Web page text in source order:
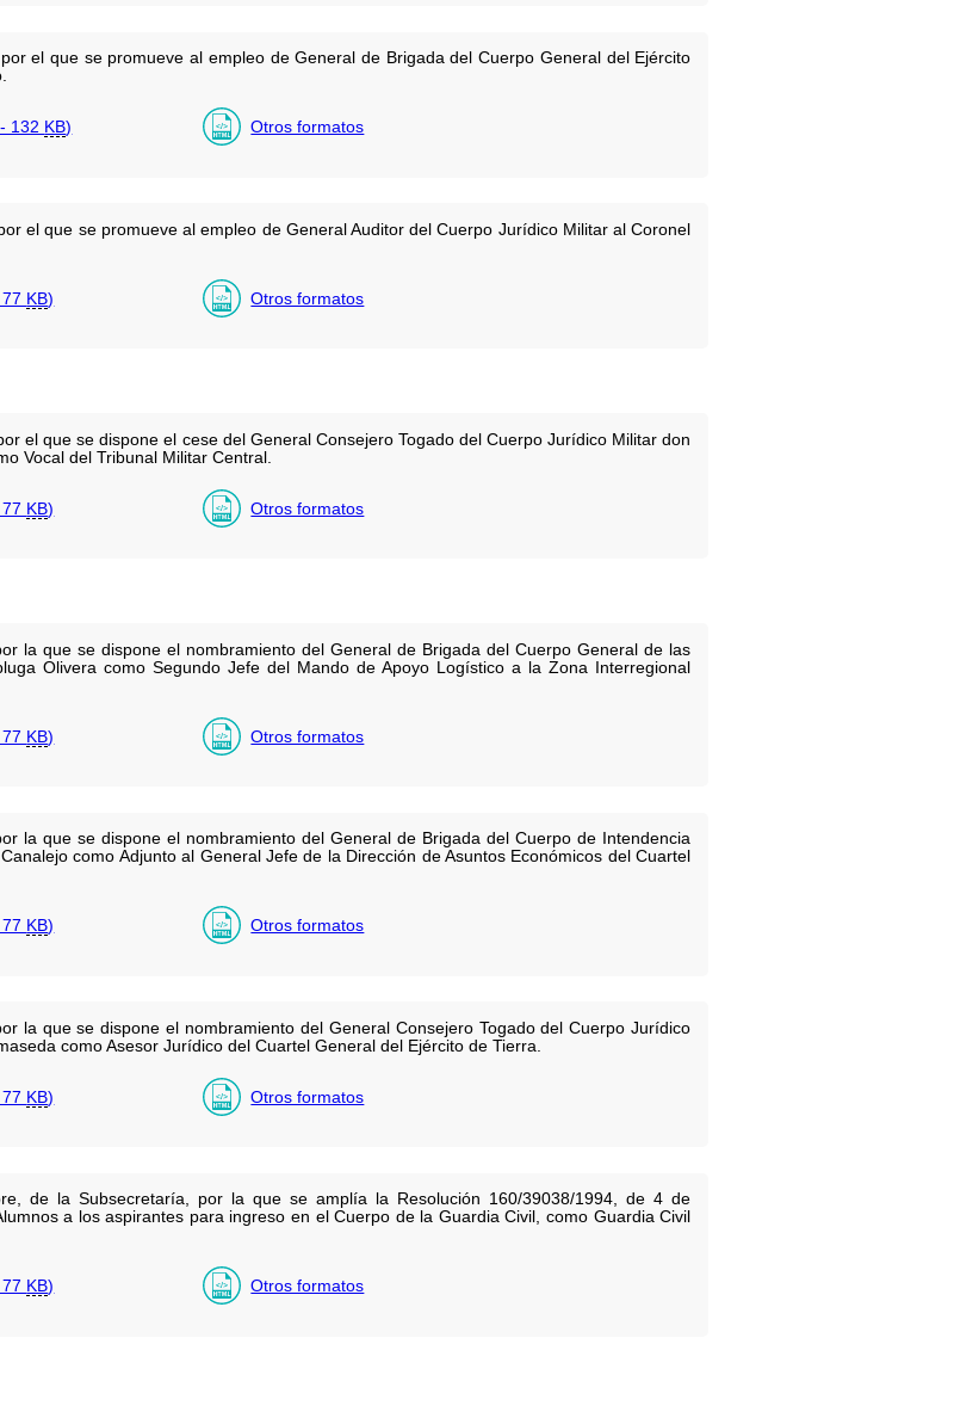
el que se promueve al empleo de General de Brigada del Cuerpo General del Ejército
- 132 KB) Otros formatos
el que se promueve al empleo de General Auditor del Cuerpo Jurídico Militar al Coronel
KB) Otros formatos
el que se dispone el cese del General Consejero Togado del Cuerpo Jurídico Militar don
Vocal del Tribunal Militar Central.
KB) Otros formatos
la que se dispone el nombramiento del General de Brigada del Cuerpo General de las
Olivera como Segundo Jefe del Mando de Apoyo Logístico a la Zona Interregional
KB) Otros formatos
la que se dispone el nombramiento del General de Brigada del Cuerpo de Intendencia
como Adjunto al General Jefe de la Dirección de Asuntos Económicos del Cuartel
KB) Otros formatos
la que se dispone el nombramiento del General Consejero Togado del Cuerpo Jurídico
como Asesor Jurídico del Cuartel General del Ejército de Tierra.
KB) Otros formatos
de la Subsecretaría, por la que se amplía la Resolución 160/39038/1994, de 4 de
a los aspirantes para ingreso en el Cuerpo de la Guardia Civil, como Guardia Civil
KB) Otros formatos